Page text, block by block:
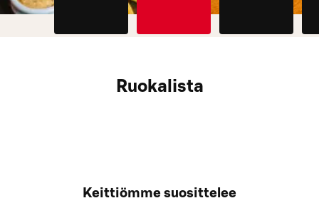
Ruokalista
Keittiömme suosittelee